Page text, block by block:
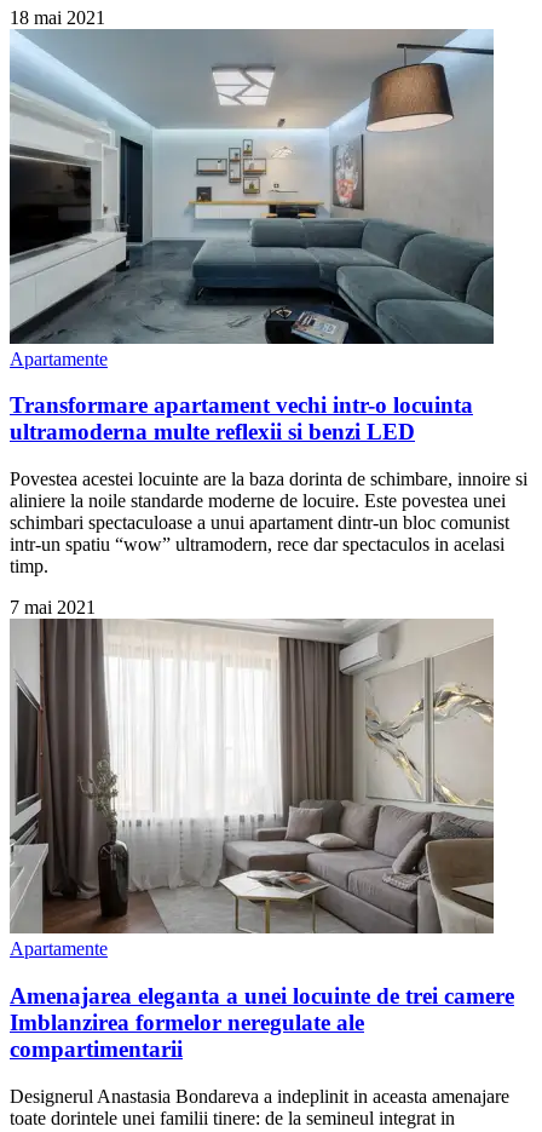
18 mai 2021
Apartamente
Transformare apartament vechi intr-o locuinta
ultramoderna multe reflexii si benzi LED
Povestea acestei locuinte are la baza dorinta de schimbare, innoire si
aliniere la noile standarde moderne de locuire. Este povestea unei
schimbari spectaculoase a unui apartament dintr-un bloc comunist
intr-un spatiu “wow” ultramodern, rece dar spectaculos in acelasi
timp.
7 mai 2021
Apartamente
Amenajarea eleganta a unei locuinte de trei camere
Imblanzirea formelor neregulate ale
compartimentarii
Designerul Anastasia Bondareva a indeplinit in aceasta amenajare
toate dorintele unei familii tinere: de la semineul integrat in